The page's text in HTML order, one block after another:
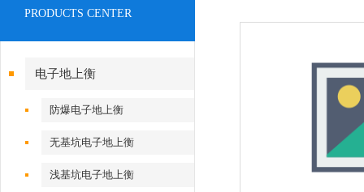
PRODUCTS CENTER
电子地上衡
防爆电子地上衡
无基坑电子地上衡
浅基坑电子地上衡